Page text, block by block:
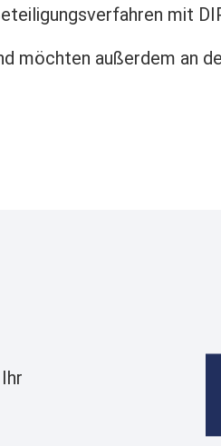
mit
möchten außerdem an